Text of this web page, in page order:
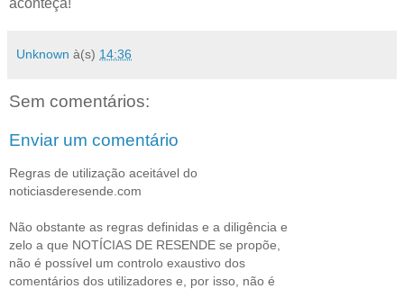
Unknown à(s) 14:36
Sem comentários:
Enviar um comentário
Regras de utilização aceitável do
noticiasderesende.com
Não obstante as regras definidas e a diligência e
zelo a que NOTÍCIAS DE RESENDE se propõe,
não é possível um controlo exaustivo dos
comentários dos utilizadores e, por isso, não é